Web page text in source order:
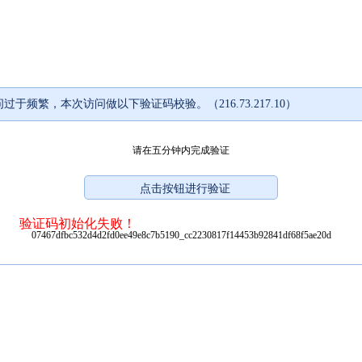
过于频繁，本次访问做以下验证码校验。（216.73.217.10）
请在五分钟内完成验证
验证码初始化失败！
07467dfbc532d4d2fd0ee49e8c7b5190_cc2230817f14453b92841df68f5ae20d